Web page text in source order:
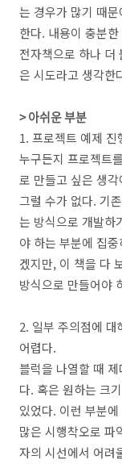
는 경우가 많기 때
한다. 내용이 충분
전자책으로 하나 더
은 시도라고 생각한
> 아쉬운 부분
1. 프로젝트 예제
누구든지 프로젝트
로 만들고 싶은 생
그럴 수가 없다. 기
는 방식으로 개발하
야 하는 부분에 집
겠지만, 이 책을 다
방식으로 만들어야
2. 일부 주의점에
어렵다.
블럭을 나열할 때
다. 혹은 원하는 크
있었다. 이런 부분
많은 시행착오로 파
자의 시선에서 어려